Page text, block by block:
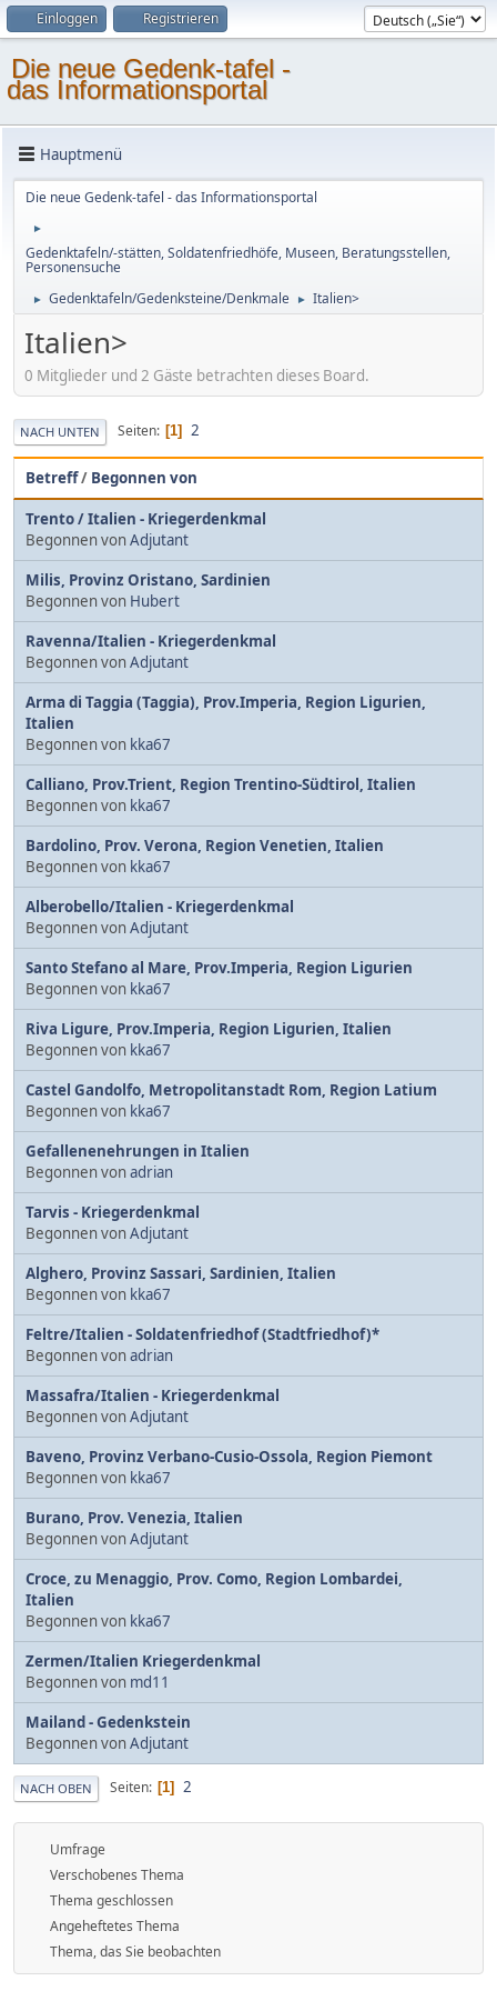
Einloggen Registrieren
Die neue Gedenk-tafel -
das Informationsportal
Hauptmenü
Die neue Gedenk-tafel - das Informationsportal
►
Gedenktafeln/-stätten, Soldatenfriedhöfe, Museen, Beratungsstellen,
Personensuche
► Gedenktafeln/Gedenksteine/Denkmale ► Italien>
Italien>
0 Mitglieder und 2 Gäste betrachten dieses Board.
NACH UNTEN Seiten 1 2
Betreff/ Begonnen von
Trento / Italien - Kriegerdenkmal
Begonnen vonAdjutant
Milis, Provinz Oristano, Sardinien
Begonnen von Hubert
Ravenna/Italien - Kriegerdenkmal
Begonnen vonAdjutant
Arma di Taggia (Taggia), Prov.Imperia, Region Ligurien,
Italien
Begonnen von kka67
Calliano, Prov.Trient, Region Trentino-Südtirol, Italien
Begonnen von kka67
Bardolino, Prov. Verona, Region Venetien, Italien
Begonnen von kka67
Alberobello/Italien - Kriegerdenkmal
Begonnen vonAdjutant
Santo Stefano al Mare, Prov.Imperia, Region Ligurien
Begonnen von kka67
Riva Ligure, Prov.Imperia, Region Ligurien, Italien
Begonnen von kka67
Castel Gandolfo, Metropolitanstadt Rom, Region Latium
Begonnen von kka67
Gefallenenehrungen in Italien
Begonnen vonadrian
Tarvis - Kriegerdenkmal
Begonnen vonAdjutant
Alghero, Provinz Sassari, Sardinien, Italien
Begonnen von kka67
Feltre/Italien - Soldatenfriedhof (Stadtfriedhof)*
Begonnen vonadrian
Massafra/Italien - Kriegerdenkmal
Begonnen vonAdjutant
Baveno, Provinz Verbano-Cusio-Ossola, Region Piemont
Begonnen von kka67
Burano, Prov. Venezia, Italien
Begonnen vonAdjutant
Croce, zu Menaggio, Prov. Como, Region Lombardei,
Italien
Begonnen von kka67
Zermen/Italien Kriegerdenkmal
Begonnen von md11
Mailand - Gedenkstein
Begonnen vonAdjutant
NACH OBEN Seiten 1 2
Umfrage
Verschobenes Thema
Thema geschlossen
Angeheftetes Thema
Thema, das Sie beobachten